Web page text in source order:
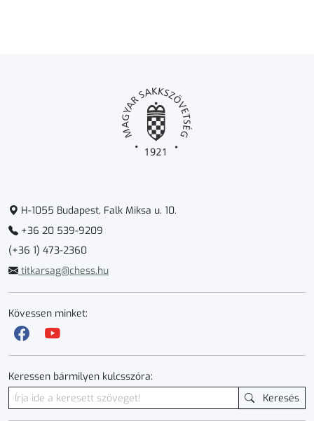
H-1055 Budapest, Falk Miksa u. 10.
+36 20 539-9209
(+36 1) 473-2360
titkarsag@chess.hu
Kövessen minket:
Keressen bármilyen kulcsszóra:
Keresés